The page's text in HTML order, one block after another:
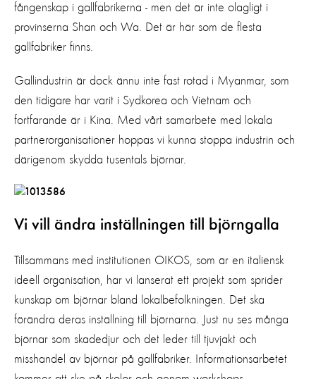
fångenskap i gallfabrikerna - men det är inte olagligt i
provinserna Shan och Wa. Det är här som de flesta
gallfabriker finns.
Gallindustrin är dock ännu inte fast rotad i Myanmar, som
den tidigare har varit i Sydkorea och Vietnam och
fortfarande är i Kina. Med vårt samarbete med lokala
partnerorganisationer hoppas vi kunna stoppa industrin och
därigenom skydda tusentals björnar.
Vi vill ändra inställningen till björngalla
Tillsammans med institutionen OIKOS, som är en italiensk
ideell organisation, har vi lanserat ett projekt som sprider
kunskap om björnar bland lokalbefolkningen. Det ska
förändra deras inställning till björnarna. Just nu ses många
björnar som skadedjur och det leder till tjuvjakt och
misshandel av björnar på gallfabriker. Informationsarbetet